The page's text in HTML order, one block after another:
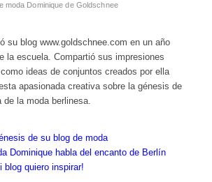
moda Dominique de Goldschnee
su blog www.goldschnee.com en un año
la escuela. Compartió sus impresiones
ideas de conjuntos creados por ella
apasionada creativa sobre la génesis de
la moda berlinesa.
de su blog de moda
Dominique habla del encanto de Berlín
blog quiero inspirar!